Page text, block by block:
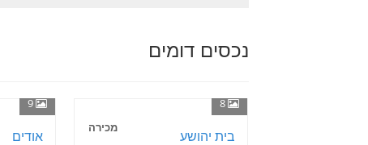
נכסים דומים
9
אודים
8
מכירה
בית יהושע